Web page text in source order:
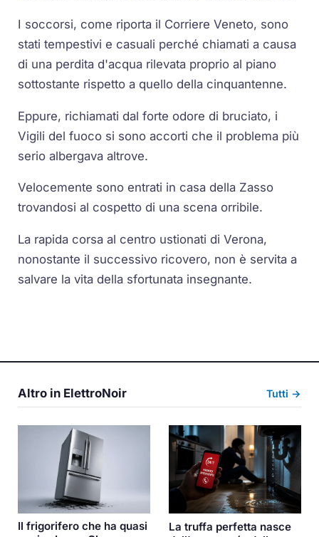
I soccorsi, come riporta il Corriere Veneto, sono
stati tempestivi e casuali perché chiamati a causa
di una perdita d'acqua rilevata proprio al piano
sottostante rispetto a quello della cinquantenne.
Eppure, richiamati dal forte odore di bruciato, i
Vigili del fuoco si sono accorti che il problema più
serio albergava altrove.
Velocemente sono entrati in casa della Zasso
trovandosi al cospetto di una scena orribile.
La rapida corsa al centro ustionati di Verona,
nonostante il successivo ricovero, non è servita a
salvare la vita della sfortunata insegnante.
Altro in ElettroNoir Tutti →
Il frigorifero che ha quasi
La truffa perfetta nasce